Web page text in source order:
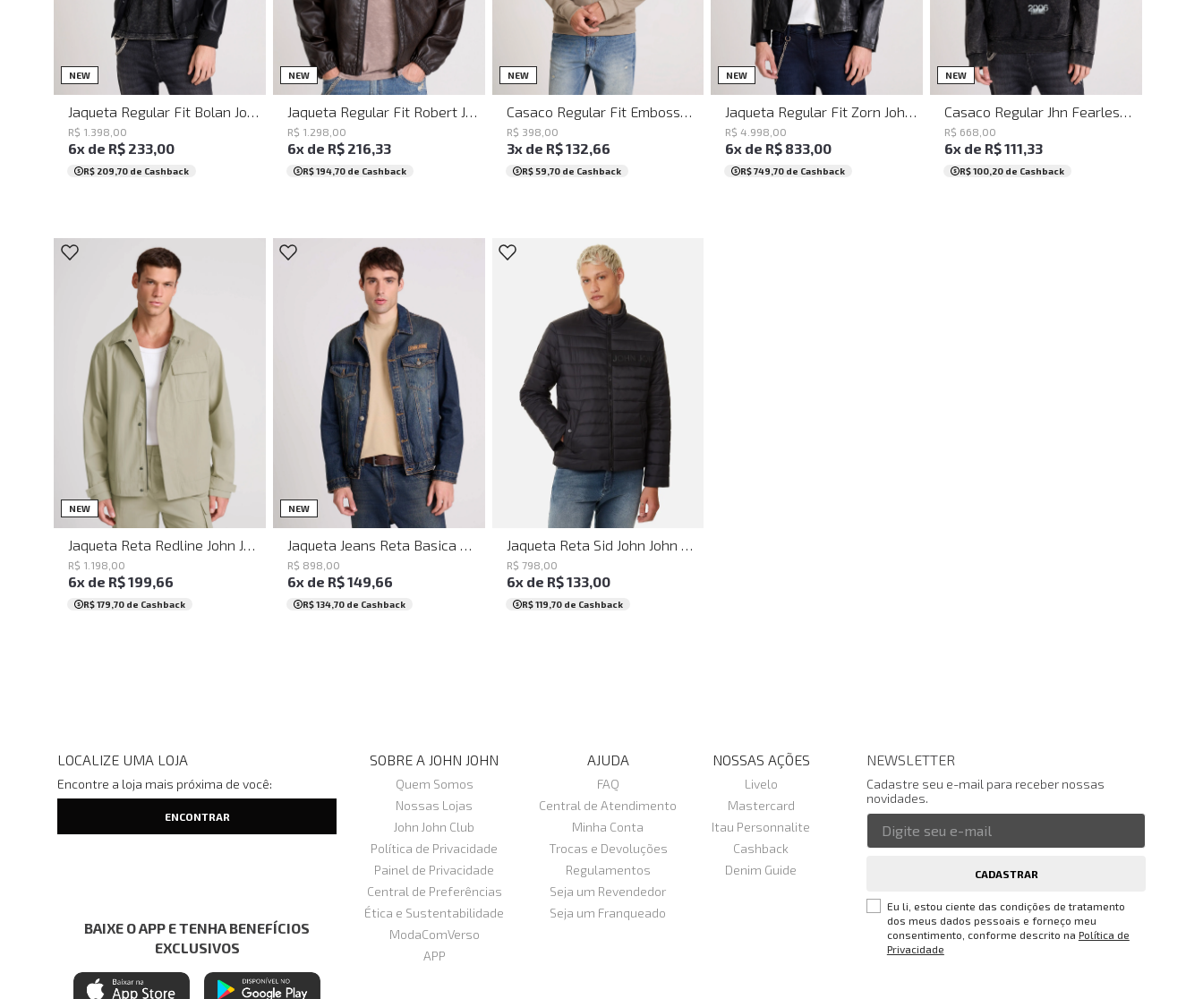
NEW PP P M G GG
R$ 1 398 00
6x de R$ 233,00
R$ 209,70 de Cashback
NEW PP P M G GG
R$ 1 298 00
6x de R$ 216,33
R$ 194,70de Cashback
NEWPP P M G GG
R$ 398 00
3x de R$132,66
R$ 59,70de Cashback
NEW PP GG
R$ 4 998 00
6x de R$ 833,00
R$ 749,70 de Cashback
NEWPP GG XGG
R$ 668 00
6x de R$111,33
R$ 100,20 de Cashback
NEWPP P G GG XGG M
R$ 1 198 00
6x de R$199,66
R$ 179,70 de Cashback
NEW PP M
R$ 898 00
6x de R$149,66
R$ 134,70de Cashback
M G GG
R$ 798 00
6x de R$133,00
R$ 119,70de Cashback
LOCALIZE UMA LOJA
Encontre a loja mais próxima de você:
BAIXE O APP E TENHA BENEFÍCIOS
EXCLUSIVOS
SOBRE A JOHN JOHN
Quem Somos
Nossas Lojas
John John Club
Política de Privacidade
Painel de Privacidade
Central de Preferências
Ética e Sustentabilidade
ModaComVerso
APP
AJUDA
FAQ
Central de Atendimento
Minha Conta
Trocas e Devoluções
Regulamentos
Seja um Revendedor
Seja um Franqueado
NOSSAS AÇÕES
Livelo
Mastercard
Itau Personnalite
Cashback
Denim Guide
NEWSLETTER
Cadastre seu e-mail para receber nossas
novidades.
CADASTRAR
Eu li, estou ciente das condições de tratamento
dos meus dados pessoais e forneço meu
consentimento, conforme descrito na Política de
Privacidade